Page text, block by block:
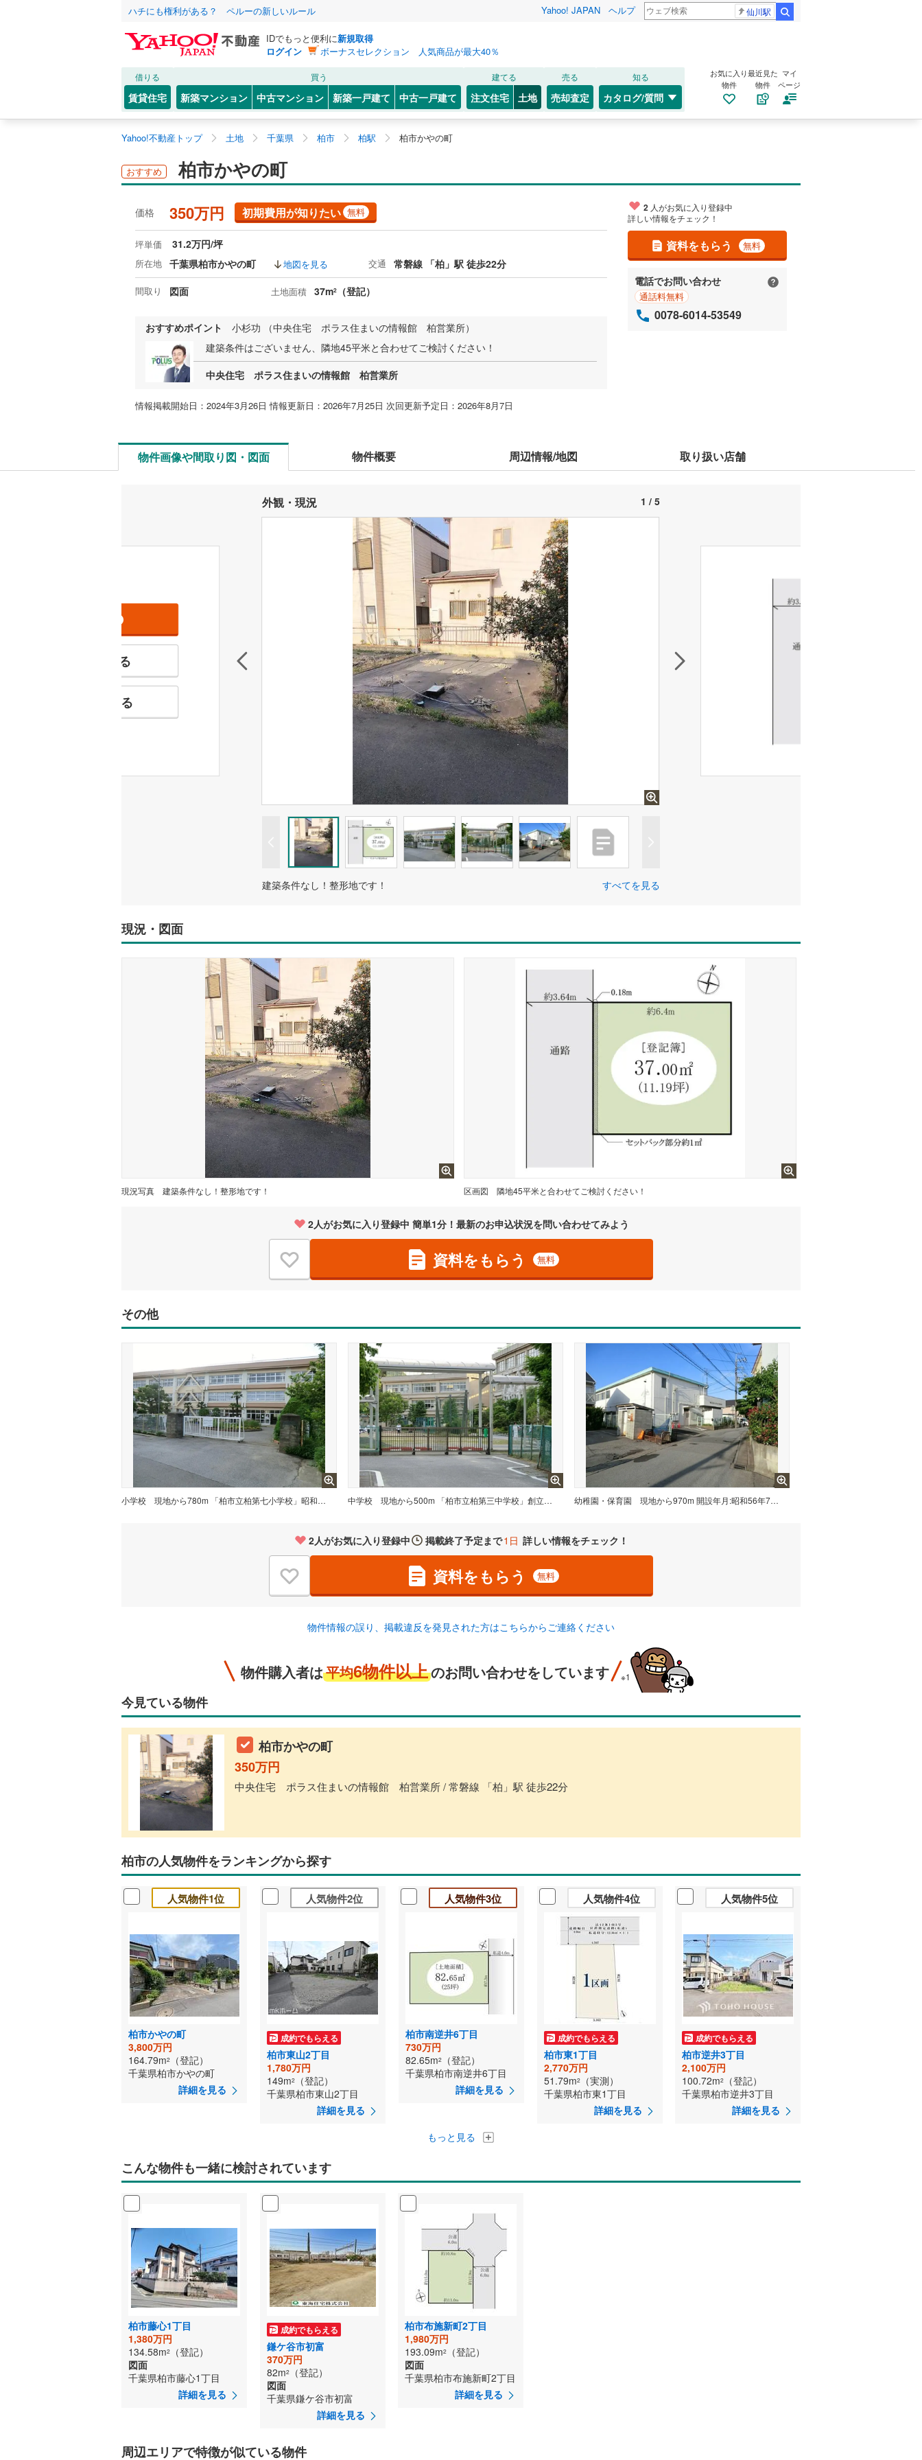
ハチにも権利がある？ ペルーの新しいルール Yahoo! JAPAN ヘルプ 仙川駅
IDでもっと便利に新規取得
ログイン
ボーナスセレクション 人気商品が最大40％
借りる
賃貸住宅
買う
新築マンション 中古マンション 新築一戸建て 中古一戸建て
建てる
注文住宅 土地
売る
売却査定
知る
カタログ/質問
お気に入り
物件
最近見た
物件
マイ
ページ
Yahoo!不動産トップ 土地 千葉県 柏市 柏駅 柏市かやの町
おすすめ 柏市かやの町
価格 350万円 初期費用が知りたい 無料
坪単価 31.2万円/坪
所在地 千葉県柏市かやの町 地図を見る 交通 常磐線 「柏」駅 徒歩22分
間取り 図面 土地面積 37m2 （登記）
おすすめポイント
小杉功 （中央住宅 ポラス住まいの情報館 柏営業所）
建築条件はございません、隣地45平米と合わせてご検討ください！
中央住宅 ポラス住まいの情報館 柏営業所
情報掲載開始日：2024年3月26日 情報更新日：2026年7月25日 次回更新予定日：2026年8月7日
2 人がお気に入り登録中
詳しい情報をチェック！
資料をもらう 無料
電話でお問い合わせ
通話料無料
0078-6014-53549
物件画像や間取り図・図面 物件概要 周辺情報/地図 取り扱い店舗
外観・現況 1 / 5
特徴の似た物件を見る
お気に入りに追加する
建築条件なし！整形地です！ すべてを見る
現況・図面
現況写真 建築条件なし！整形地です！ 区画図 隣地45平米と合わせてご検討ください！
2人がお気に入り登録中 簡単1分！最新のお申込状況を問い合わせてみよう
資料をもらう 無料
その他
小学校 現地から780m 「柏市立柏第七小学校」昭和45年4月1日創立。柏市のほぼ中央に位置します。 中学校 現地から500m 「柏市立柏第三中学校」創立:1972年（昭和47年）4月1日 運動会や音楽祭などの行事も生徒や先生達が協力して盛り上がります 幼稚園・保育園 現地から970m 開設年月:昭和56年7月、受入年齢:生後57日から就学前まで、入園定員数:130名、開園時間:午前7時から午後7時まで、休園日:日曜日、祝休日、年末年始（12月29日から1月3日まで）
2人がお気に入り登録中 掲載終了予定まで1日 詳しい情報をチェック！
資料をもらう 無料
物件情報の誤り、掲載違反を発見された方はこちらからご連絡ください
物件購入者は平均6物件以上のお問い合わせをしています ※1
今見ている物件
柏市かやの町
350万円
中央住宅 ポラス住まいの情報館 柏営業所 / 常磐線 「柏」駅 徒歩22分
柏市の人気物件をランキングから探す
人気物件1位
柏市かやの町
3,800万円
164.79m2
（登記）
千葉県柏市かやの町
詳細を見る
人気物件2位
成約でもらえる
柏市東山2丁目
1,780万円
149m2
（登記）
千葉県柏市東山2丁目
詳細を見る
人気物件3位
柏市南逆井6丁目
730万円
82.65m2
（登記）
千葉県柏市南逆井6丁目
詳細を見る
人気物件4位
成約でもらえる
柏市東1丁目
2,770万円
51.79m2
（実測）
千葉県柏市東1丁目
詳細を見る
人気物件5位
成約でもらえる
柏市逆井3丁目
2,100万円
100.72m2
（登記）
千葉県柏市逆井3丁目
詳細を見る
もっと見る
こんな物件も一緒に検討されています
柏市藤心1丁目
1,380万円
134.58m2
（登記）
図面
千葉県柏市藤心1丁目
詳細を見る
成約でもらえる
鎌ケ谷市初富
370万円
82m2
（登記）
図面
千葉県鎌ケ谷市初富
詳細を見る
柏市布施新町2丁目
1,980万円
193.09m2
（登記）
図面
千葉県柏市布施新町2丁目
詳細を見る
周辺エリアで特徴が似ている物件